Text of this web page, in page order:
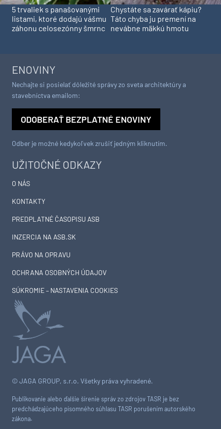
5 trvaliek s panašovanými
listami, ktoré dodajú vášmu
záhonu celosezónny šmrnc
Chystáte sa zavárať kápiu?
Táto chyba ju premení na
nevábne mäkkú hmotu
© JAGA GROUP, s.r.o. Všetky práva vyhradené.
Publikovanie alebo ďalšie šírenie správ zo zdrojov TASR je bez
predchádzajúceho písomného súhlasu TASR porušením autorského
zákona.
UŽITOČNÉ ODKAZY
O NÁS
KONTAKTY
PREDPLATNÉ ČASOPISU ASB
INZERCIA NA ASB.SK
PRÁVO NA OPRAVU
OCHRANA OSOBNÝCH ÚDAJOV
SÚKROMIE – NASTAVENIA COOKIES
ENOVINY
Nechajte si posielať dôležité správy zo sveta architektúry a
stavebníctva emailom:
ODOBERAŤ BEZPLATNÉ ENOVINY
Odber je možné kedykoľvek zrušiť jedným kliknutím.